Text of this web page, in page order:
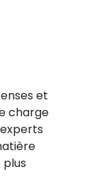
et
charge